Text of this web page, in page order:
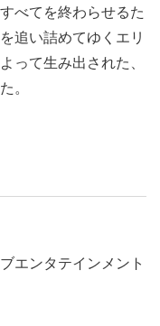
べてを終わらせるた
追い詰めてゆくエリ
って生み出された、
。
エンタテインメント